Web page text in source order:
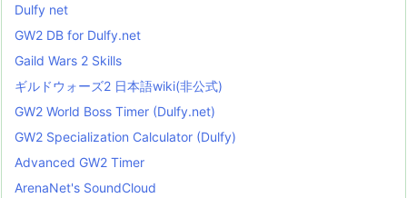
Dulfy net
GW2 DB for Dulfy.net
Gaild Wars 2 Skills
ギルドウォーズ2 日本語wiki(非公式)
GW2 World Boss Timer (Dulfy.net)
GW2 Specialization Calculator (Dulfy)
Advanced GW2 Timer
ArenaNet's SoundCloud